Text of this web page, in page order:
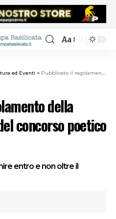
Aa
ed Eventi > Pubblicato il regolamento della settima edizione del concorso poetico “innAnzitutto”
della
concorso poetico
entro e non oltre il